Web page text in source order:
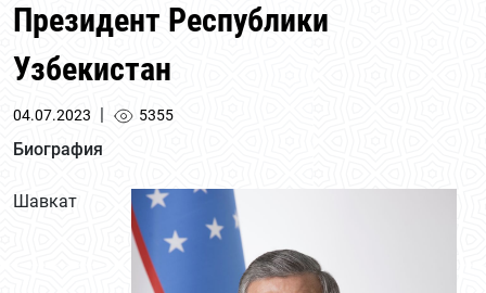
Президент Республики
Узбекистан
04.07.2023 | 5355
Биография
Шавкат